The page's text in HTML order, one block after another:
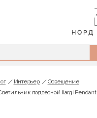
Интерьер
Освещение
подвесной Ilargi Pendant